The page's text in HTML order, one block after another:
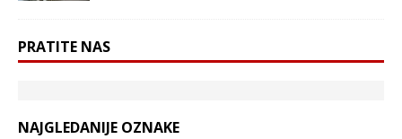
PRATITE NAS
NAJGLEDANIJE OZNAKE